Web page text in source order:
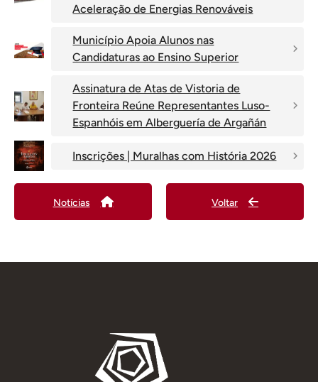
Aceleração de Energias Renováveis
Município Apoia Alunos nas
Candidaturas ao Ensino Superior
Assinatura de Atas de Vistoria de
Fronteira Reúne Representantes Luso-
Espanhóis em Alberguería de Argañán
Inscrições | Muralhas com História 2026
Notícias Voltar